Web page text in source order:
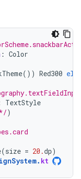
: Color
()) Red300
TextStyle
)
(size = 20.dp)
. kt